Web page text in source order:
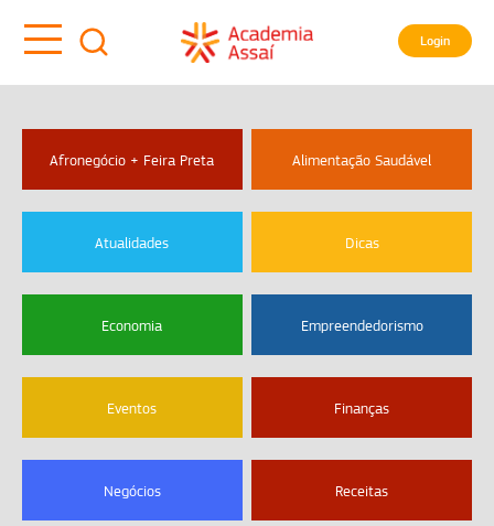
Login
Afronegócio + Feira Preta Alimentação Saudável
Atualidades Dicas
Economia Empreendedorismo
Eventos Finanças
Negócios Receitas